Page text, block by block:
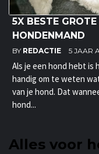
5X BESTE GROTE
HONDENMAND
BY REDACTIE 5 JAAR
Als je een hond hebt is
handig om te weten
van je hond. Dat
hond...
Alles voor